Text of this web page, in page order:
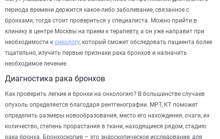
периода времени держится какое-либо заболевание, связанное с
бронхами, тогда стоит провериться у специалиста. Можно прийти в
клинику в центре Москвы на прием к терапевту, а он уже направит при
необходимости к онкологу, который сможет обследовать пациента более
тщательно, изучить первые признаки рака бронхов и назначить
необходимое лечение.
Диагностика рака бронхов
Как проверить легкие и бронхи на онкологию? В большинстве случаев
опухоль определяется благодаря рентгенографии. МРТ, КТ поможет
определить размеры новообразования, место его нахождения, очаги, их
количество, степень прорастания в ткани, находящиеся рядом, стадию
рака бронха. Бронхоскопия – это эндоскопическое исследование, для